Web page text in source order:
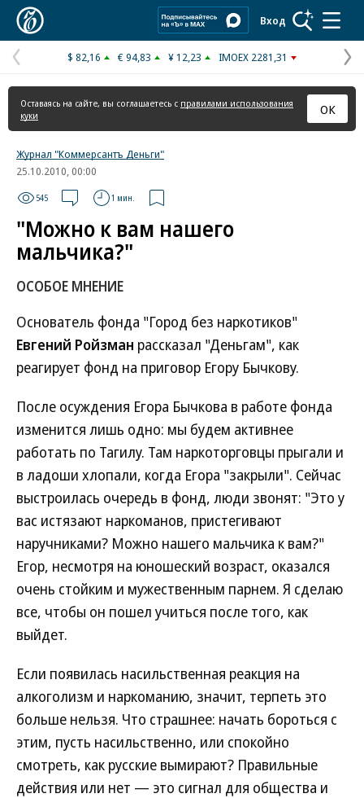
Вход
Предыдущая
страница
$ 82,16 € 94,83 ¥ 12,23 IMOEX 2281,31
Оставаясь на сайте, вы соглашаетесь с правилами использования
куки
ОК
Журнал "Коммерсантъ Деньги"
25.10.2010, 00:00
545 1 мин.
"Можно к вам нашего
мальчика?"
ОСОБОЕ МНЕНИЕ
Основатель фонда "Город без наркотиков"
Евгений Ройзман рассказал "Деньгам", как
реагирует фонд на приговор Егору Бычкову.
После осуждения Егора Бычкова в работе фонда
изменится лишь одно: мы будем активнее
работать по Тагилу. Там наркоторговцы прыгали и
в ладоши хлопали, когда Егора "закрыли". Сейчас
выстроилась очередь в фонд, люди звонят: "Это у
вас истязают наркоманов, пристегивают
наручниками? Можно нашего мальчика к вам?"
Егор, несмотря на юношеский возраст, оказался
очень стойким и мужественным парнем. Я сделаю
все, чтобы он пошел учиться после того, как
выйдет.
Если появилась насильственная реакция на
алкоголизм и наркоманию, значит, терпеть это
больше нельзя. Что страшнее: начать бороться с
этим, пусть насильственно, или спокойно
смотреть, как русские вымирают? Правильные
действия или нет — это сигнал для общества и